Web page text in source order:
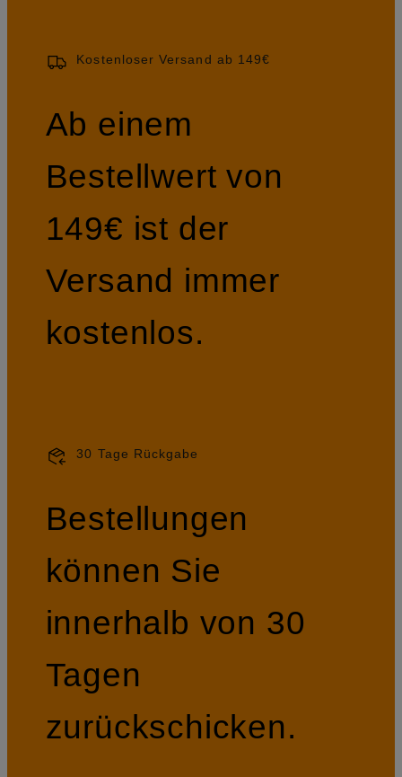
Kostenloser Versand ab 149€
Ab einem
Bestellwert von
149€ ist der
Versand immer
kostenlos.
30 Tage Rückgabe
Bestellungen
können Sie
innerhalb von 30
Tagen
zurückschicken.